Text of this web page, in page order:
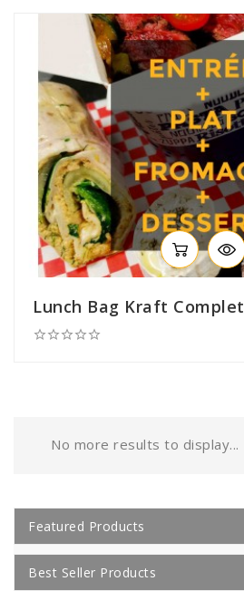
Lunch Bag Kraft Complet

No more results to display...
Featured Products
Best Seller Products